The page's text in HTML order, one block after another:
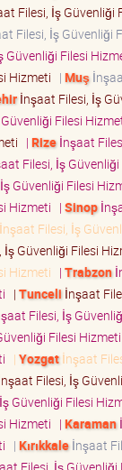
Filesi, İş Güvenliği
Filesi, İş Güvenliği
Filesi
Hizmeti | Muş
İnşaat Filesi, İş
Filesi
| Rizeİnşaat
Filesi, İş
Güvenliği Filesi
Hizmeti | Sinop
Filesi, İş
İş Güvenliği Filesi
Hizmeti | Trabzon
| Tunceli İnşaat
Filesi, İş
Filesi Hizmeti
| Yozgatİnşaat
Filesi, İş
Güvenliği Filesi
Hizmeti | Karaman
| Kırıkkaleİnşaat